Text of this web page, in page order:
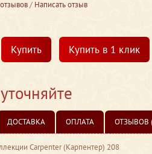
/ Написать отзыв
Купить Купить в 1 клик
ДОСТАВКА ОПЛАТА ОТЗЫВОВ
Carpenter (Карпентер) 208